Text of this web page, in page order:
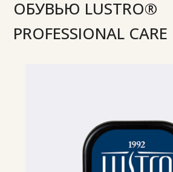
ОБУВЬЮ LUSTRO®
PROFESSIONAL CARE